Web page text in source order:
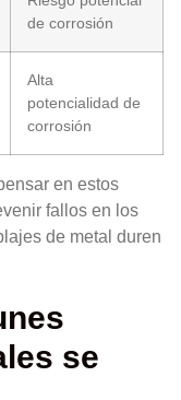
de corrosión
Alta
potencialidad de
corrosión
en estos
fallos en los
de metal duren
se